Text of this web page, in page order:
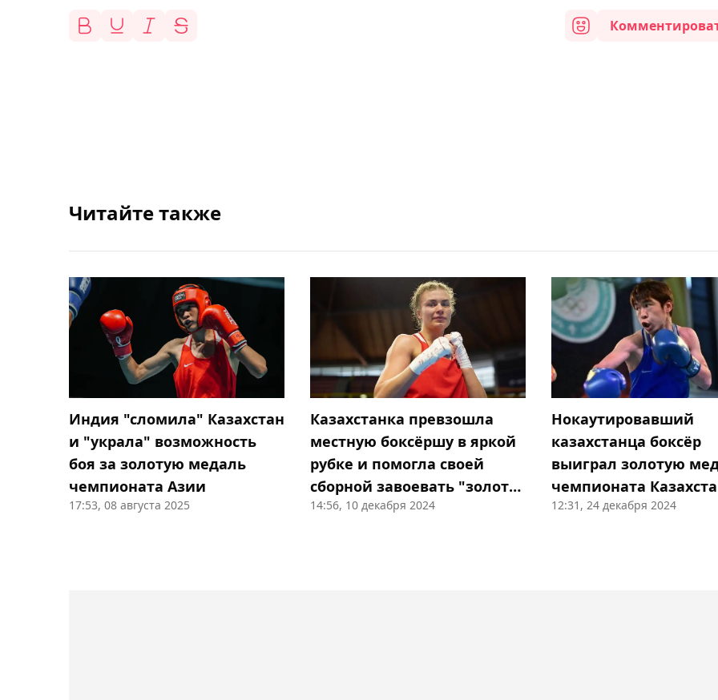
Читайте также
Индия "сломила" Казахстан
и "украла" возможность
боя за золотую медаль
чемпионата Азии
17:53, 08 августа 2025
Казахстанка превзошла
местную боксёршу в яркой
рубке и помогла своей
сборной завоевать "золото"
на ЧА
14:56, 10 декабря 2024
Нокаутировавший
казахстанца боксёр
выиграл золотую
чемпионата
12:31, 24 декабря 2024